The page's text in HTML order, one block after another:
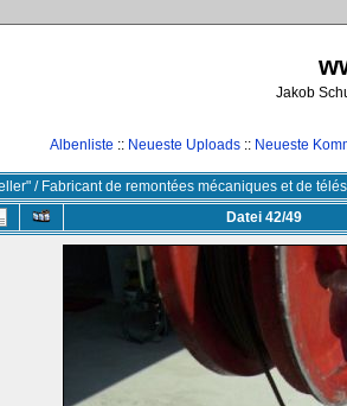
Jakob
Albenliste :: Neueste Uploads :: Neueste
/ Fabricant de remontées mécaniques et de
Datei 42/49